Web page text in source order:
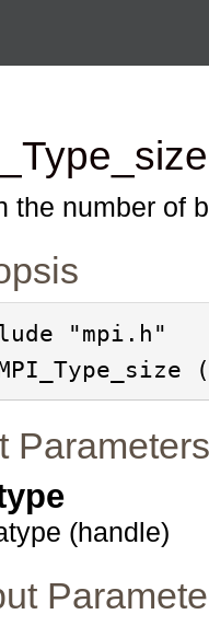
the number of
"mpi.h"
Parameters
(handle)